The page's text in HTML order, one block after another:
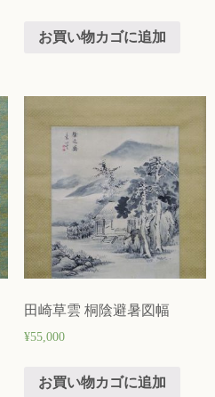
お買い物カゴに追加
田崎草雲 桐陰避暑図幅
¥55,000
お買い物カゴに追加